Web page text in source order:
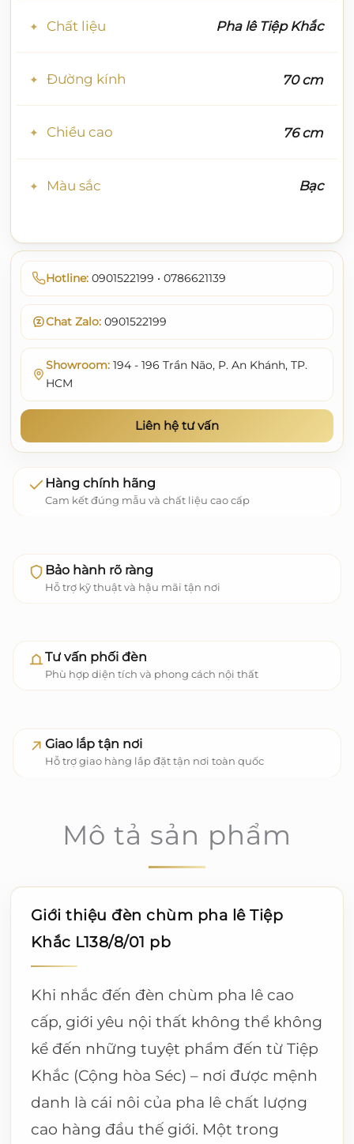
Chất liệu Pha lê Tiệp Khắc
Đường kính 70 cm
Chiều cao 76 cm
Màu sắc Bạc
Hotline: 0901522199 • 0786621139
Chat Zalo: 0901522199
Showroom: 194 - 196 Trần Não, P. An Khánh, TP.
HCM
Liên hệ tư vấn
Hàng chính hãng
Cam kết đúng mẫu và chất liệu cao cấp
Bảo hành rõ ràng
Hỗ trợ kỹ thuật và hậu mãi tận nơi
Tư vấn phối đèn
Phù hợp diện tích và phong cách nội thất
Giao lắp tận nơi
Hỗ trợ giao hàng lắp đặt tận nơi toàn quốc
Mô tả sản phẩm
Giới thiệu đèn chùm pha lê Tiệp
Khắc L138/8/01 pb
Khi nhắc đến đèn chùm pha lê cao
cấp, giới yêu nội thất không thể không
kể đến những tuyệt phẩm đến từ Tiệp
Khắc (Cộng hòa Séc) – nơi được mệnh
danh là cái nôi của pha lê chất lượng
cao hàng đầu thế giới. Một trong